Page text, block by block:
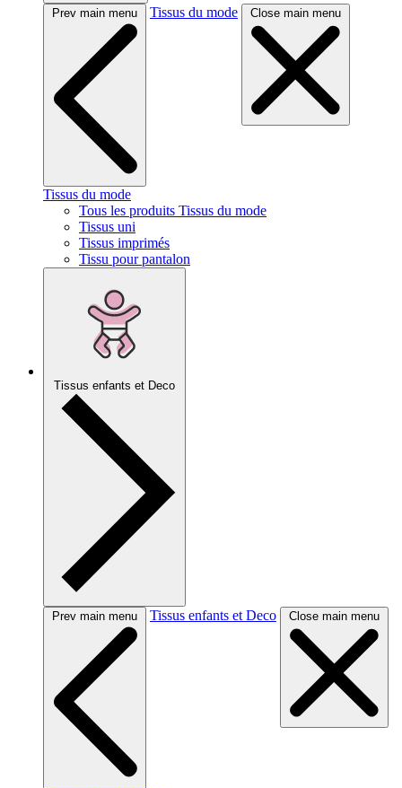
Prev main menu Tissus du mode Close main menu
Tissus du mode
Tous les produits Tissus du mode
Tissus uni
Tissus imprimés
Tissu pour pantalon
Tissus enfants et Deco
Prev main menu Tissus enfants et Deco Close main menu